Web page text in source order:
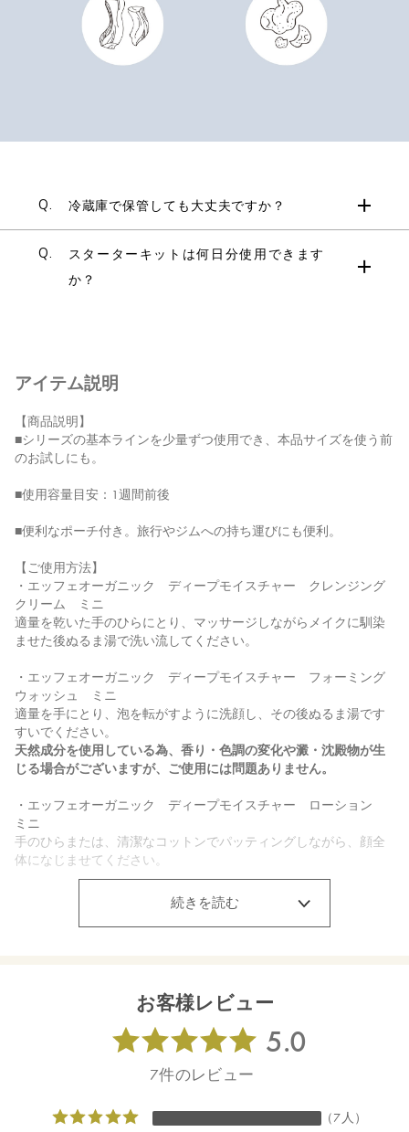
Q. 冷蔵庫で保管しても大丈夫ですか？
Q.
スターターキットは何日分使用できます
か？
アイテム説明
【商品説明】
■シリーズの基本ラインを少量ずつ使用でき、本品サイズを使う前
のお試しにも。
■使用容量目安：1週間前後
■便利なポーチ付き。旅行やジムへの持ち運びにも便利。
【ご使用方法】
・エッフェオーガニック ディープモイスチャー クレンジング
クリーム ミニ
適量を乾いた手のひらにとり、マッサージしながらメイクに馴染
ませた後ぬるま湯で洗い流してください。
・エッフェオーガニック ディープモイスチャー フォーミング
ウォッシュ ミニ
適量を手にとり、泡を転がすように洗顔し、その後ぬるま湯です
すいでください。
天然成分を使用している為、香り・色調の変化や澱・沈殿物が生
じる場合がございますが、ご使用には問題ありません。
・エッフェオーガニック ディープモイスチャー ローション
ミニ
手のひらまたは、清潔なコットンでパッティングしながら、顔全
体になじませてください。
・エッフェオーガニック ディープモイスチャー ミルク ミニ
適量を手のひらでなじませてから、肌全体に優しくのばしてくだ
ミニ 30g
エッフェオーガニック ディープモイスチャー フォーミング
ミニ 30mL
ニ 25mL
続きを読む
お客様レビュー